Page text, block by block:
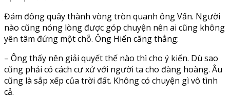
Đám đông quây thành vòng tròn quanh ông Vấn. Người
nào cũng nóng lòng được góp chuyện nên ai cũng không
yên tâm đứng một chỗ. Ông Hiến căng thẳng:
– Ông thấy nên giải quyết thế nào thì cho ý kiến. Dù sao
cũng phải có cách cư xử với người ta cho đàng hoàng. Âu
cũng là sắp xếp của trời đất. Không có chuyện gì vô tình
cả.